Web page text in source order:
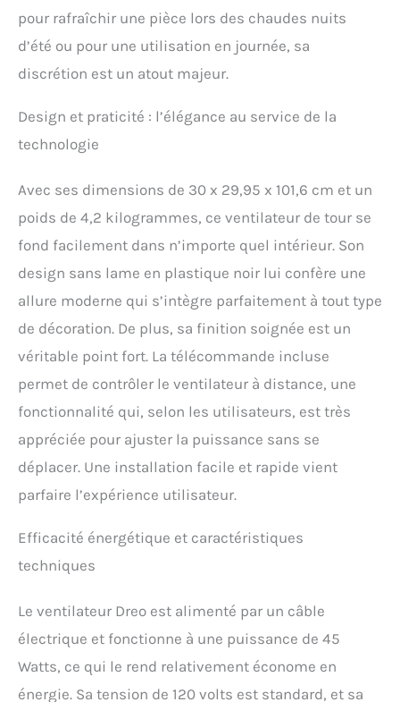
:L'oscillation à 90° et le chemin d'air calibré
permettent à ce ventilateur oscillant de couvrir
une plus grande superficie dans la pièce.
Associez-le à vos climatiseurs pour un confort
économique lors des journées chaudes.
(Normal/Naturel/Sommeil/Automatique) et de
4 vitesses allant de doux à tempête, vous
soit sur le panneau ou à distance. 𝐒'𝐚𝐝𝐚𝐩𝐭𝐞
𝐏𝐚𝐫𝐭𝐨𝐮𝐭 :Avec un design compact et une poignée
télécommande dans le compartiment intégré et
transporter ce ventilateur mince dans votre
pour la maison et le bureau.
pour rafraîchir une pièce lors des chaudes nuits
d’été ou pour une utilisation en journée, sa
discrétion est un atout majeur.
Design et praticité : l’élégance au service de la
technologie
Avec ses dimensions de 30 x 29,95 x 101,6 cm et un
poids de 4,2 kilogrammes, ce ventilateur de tour se
fond facilement dans n’importe quel intérieur. Son
design sans lame en plastique noir lui confère une
allure moderne qui s’intègre parfaitement à tout type
de décoration. De plus, sa finition soignée est un
véritable point fort. La télécommande incluse
permet de contrôler le ventilateur à distance, une
fonctionnalité qui, selon les utilisateurs, est très
appréciée pour ajuster la puissance sans se
déplacer. Une installation facile et rapide vient
parfaire l’expérience utilisateur.
Efficacité énergétique et caractéristiques
techniques
Le ventilateur Dreo est alimenté par un câble
électrique et fonctionne à une puissance de 45
Watts, ce qui le rend relativement économe en
énergie. Sa tension de 120 volts est standard, et sa